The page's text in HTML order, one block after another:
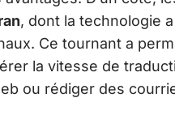
, dont la technologie
Ce tournant a
la vitesse de
ou rédiger des